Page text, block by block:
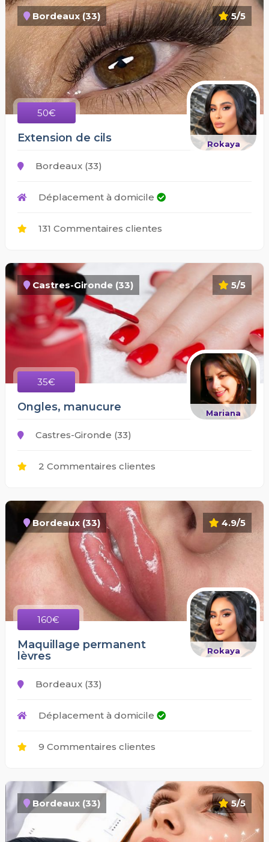
5/5
Bordeaux (33)
50€
Rokaya
Extension de cils
Bordeaux (33)
Déplacement à domicile
131 Commentaires clientes
5/5
Castres-Gironde (33)
35€
Mariana
Ongles, manucure
Castres-Gironde (33)
2 Commentaires clientes
4.9/5
Bordeaux (33)
160€
Rokaya
Maquillage permanent
lèvres
Bordeaux (33)
Déplacement à domicile
9 Commentaires clientes
5/5
Bordeaux (33)